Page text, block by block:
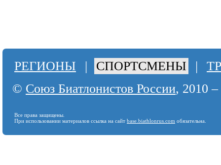
РЕГИОНЫ | СПОРТСМЕНЫ |
© Союз Биатлонистов России, 2010
Все права защищены.
При использовании материалов ссылка на сайт base.biathlonrus.com обязательна.